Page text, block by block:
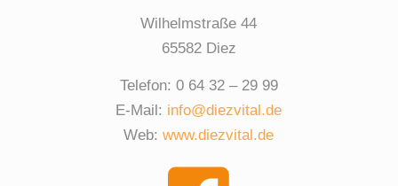
Wilhelmstraße 44
65582 Diez
Telefon: 0 64 32 – 29 99
E-Mail: info@diezvital.de
Web:www.diezvital.de